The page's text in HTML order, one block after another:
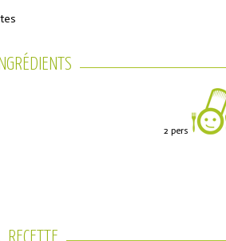
INGRÉDIENTS
2 pers